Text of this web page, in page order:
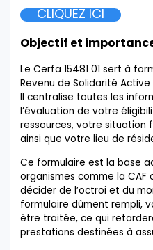
CLIQUEZ ICI
Objectif et
Le Cerfa 15481 01 sert à
Revenu de Solidarité
Il centralise toutes les
l’évaluation de votre
ressources, votre situation
ainsi que votre lieu de
Ce formulaire est la base
organismes comme la CAF
décider de l’octroi et du
formulaire dûment rempli,
être traitée, ce qui
prestations destinées à